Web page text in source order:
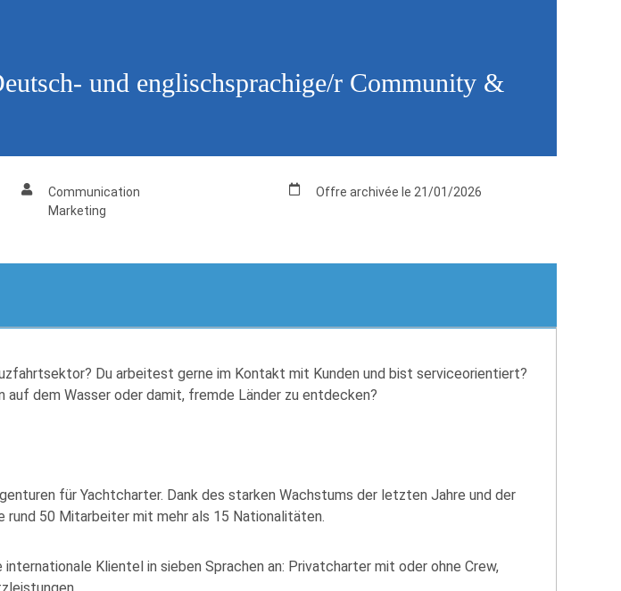
und englischsprachige/r Community &
Communication
Marketing
Offre archivée le 21/01/2026
Du arbeitest gerne im Kontakt mit Kunden und bist serviceorientiert?
dem Wasser oder damit, fremde Länder zu entdecken?
für Yachtcharter. Dank des starken Wachstums der letzten Jahre und der
rund 50 Mitarbeiter mit mehr als 15 Nationalitäten.
Klientel in sieben Sprachen an: Privatcharter mit oder ohne Crew,